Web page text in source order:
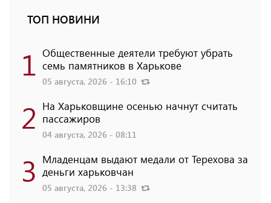
ТОП НОВИНИ
1 Общественные деятели требуют убрать
семь памятников в Харькове
05 августа, 2026 - 16:10
2 На Харьковщине осенью начнут считать
пассажиров
04 августа, 2026 - 08:11
3 Младенцам выдают медали от Терехова за
деньги харьковчан
05 августа, 2026 - 13:38